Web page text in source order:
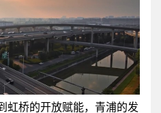
虹桥的开放赋能，青浦的发